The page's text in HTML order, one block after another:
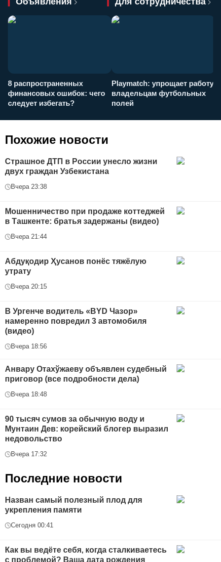
8 распространенных
финансовых ошибок: чего
следует избегать?
Playmatch: упрощает работу
владельцам футбольных
полей
Похожие новости
Страшное ДТП в России унесло жизни
двух граждан Узбекистана
Вчера 23:38
Мошенничество при продаже коттеджей
в Ташкенте: братья задержаны (видео)
Вчера 21:44
Абдуқодир Ҳусанов понёс тяжёлую
утрату
Вчера 20:15
В Ургенче водитель «BYD Чазор»
намеренно повредил 3 автомобиля
(видео)
Вчера 18:56
Анвару Отахўжаеву объявлен судебный
приговор (все подробности дела)
Вчера 18:48
90 тысяч сумов за обычную воду и
Мунтаин Дев: корейский блогер выразил
недовольство
Вчера 17:32
Последние новости
Назван самый полезный плод для
укрепления памяти
Сегодня 00:41
Как вы ведёте себя, когда сталкиваетесь
с проблемой? Ваша дата рождения